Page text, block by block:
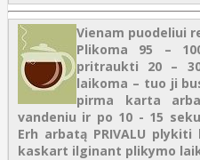
Vienam puodeliui
Plikoma 95 –
pritraukti 20 –
laikoma – tuo ji
pirma karta
vandeniu ir po 10 - 15
Erh arbatą PRIVALU
kaskart ilginant plikymo